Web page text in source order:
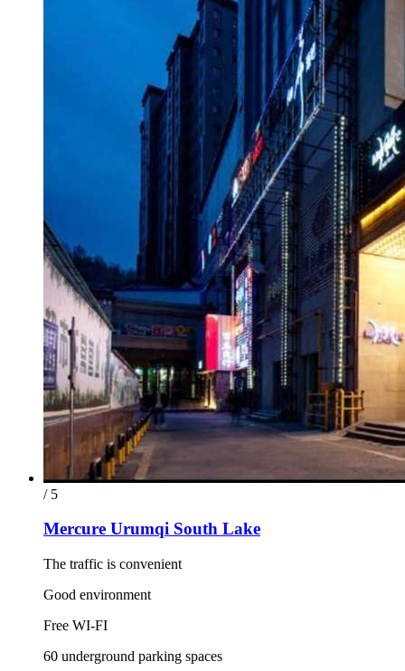
/ 5
Mercure Urumqi South Lake
The traffic is convenient
Good environment
Free WI-FI
60 underground parking spaces